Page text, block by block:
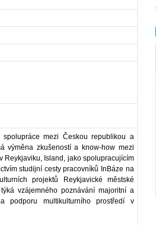
mezi Českou republikou a
výměna zkušeností a know-how mezi
Reykjaviku, Island, jako spolupracujícím
studijní cesty pracovníků InBáze na
projektů Reykjavické městské
vzájemného poznávání majoritní a
podporu multikulturního prostředí v